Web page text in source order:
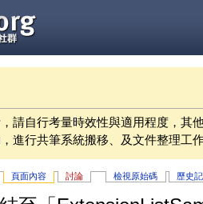
請自行考量時效性與適用程度，其
進行共筆系統搬移、及文件整理工
頁面內容 討論 檢視原始碼 歷史